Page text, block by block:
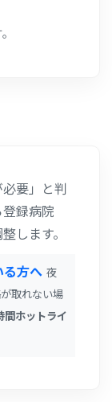
要」と判
録病院
します。
る方へ 夜
取れない場
間ホットライ